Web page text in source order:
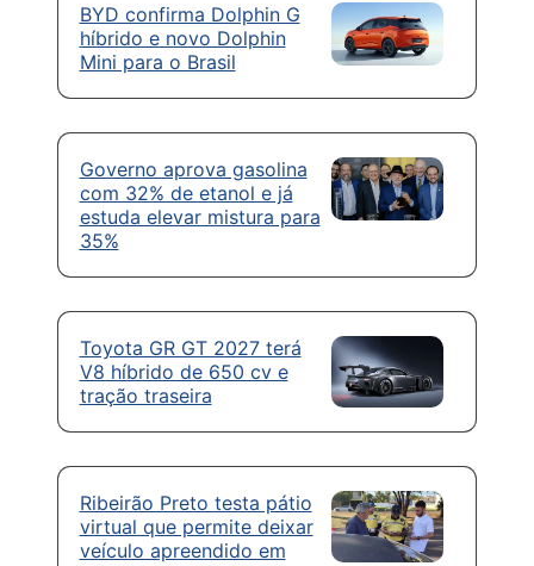
BYD confirma Dolphin G
híbrido e novo Dolphin
Mini para o Brasil
Governo aprova gasolina
com 32% de etanol e já
estuda elevar mistura para
35%
Toyota GR GT 2027 terá
V8 híbrido de 650 cv e
tração traseira
Ribeirão Preto testa pátio
virtual que permite deixar
veículo apreendido em